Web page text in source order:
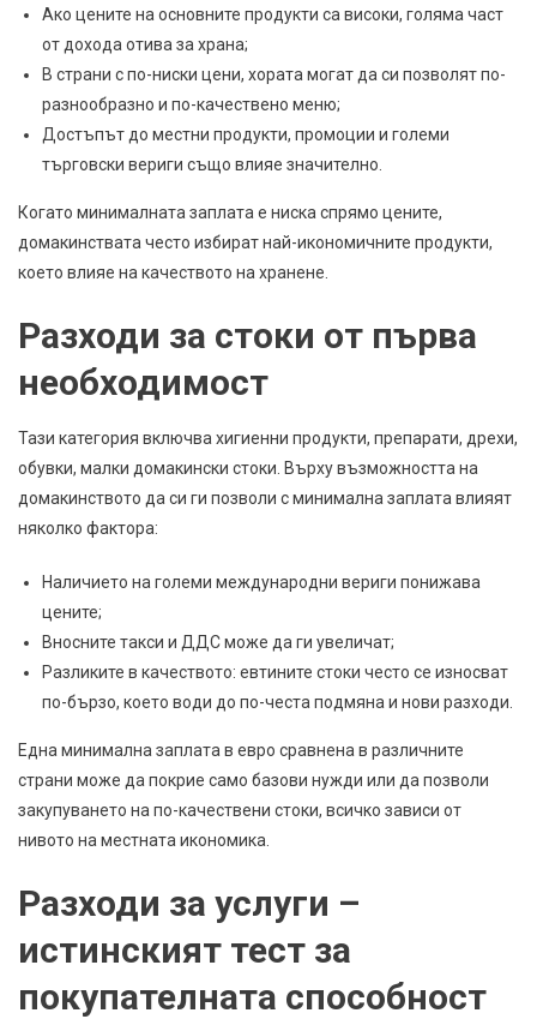
Ако цените на основните продукти са високи, голяма част
от дохода отива за храна;
В страни с по-ниски цени, хората могат да си позволят по-
разнообразно и по-качествено меню;
Достъпът до местни продукти, промоции и големи
търговски вериги също влияе значително.
Когато минималната заплата е ниска спрямо цените,
домакинствата често избират най-икономичните продукти,
което влияе на качеството на хранене.
Разходи за стоки от първа
необходимост
Тази категория включва хигиенни продукти, препарати, дрехи,
обувки, малки домакински стоки. Върху възможността на
домакинството да си ги позволи с минимална заплата влияят
няколко фактора:
Наличието на големи международни вериги понижава
цените;
Вносните такси и ДДС може да ги увеличат;
Разликите в качеството: евтините стоки често се износват
по-бързо, което води до по-честа подмяна и нови разходи.
Една минимална заплата в евро сравнена в различните
страни може да покрие само базови нужди или да позволи
закупуването на по-качествени стоки, всичко зависи от
нивото на местната икономика.
Разходи за услуги –
истинският тест за
покупателната способност